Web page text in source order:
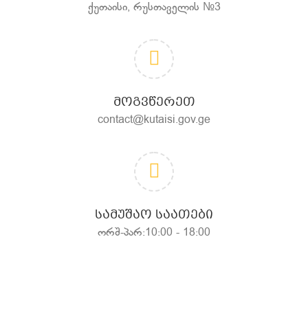
ქუთაისი, რუსთაველის №3
ᲛᲝᲒᲕᲬᲔᲠᲔᲗ
contact@kutaisi.gov.ge
ᲡᲐᲛᲣᲨᲐᲝ ᲡᲐᲐᲗᲔᲑᲘ
ორშ-პარ:10:00 - 18:00